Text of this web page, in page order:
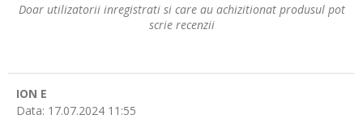
Doar utilizatorii inregistrati si care au achizitionat produsul pot
scrie recenzii
ION E
Data: 17.07.2024 11:55